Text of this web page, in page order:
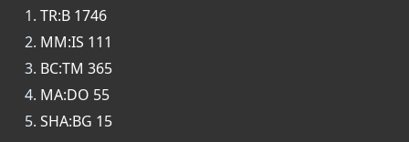
TR:B 1746
MM:IS 111
BC:TM 365
MA:DO 55
SHA:BG 15